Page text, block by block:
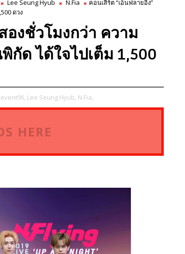
Lee Seung Hyub N.Fia
คอนเสิร์ต “เอ็นฟลายอิ้ง”
ดวง
องชั่วโมงกว่า ความ
ด ได้ใจไปเต็ม 1,500
event96, Lee Seung Hyub, N.Fia,
HERE